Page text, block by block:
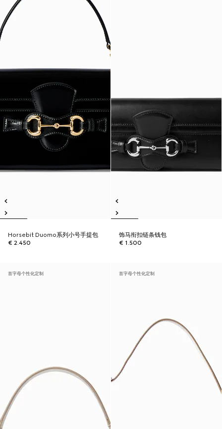
Horsebit Duomo系列小号手提包
€ 2.450
饰马衔扣链条钱包
€ 1.500
首字母个性化定制 首字母个性化定制